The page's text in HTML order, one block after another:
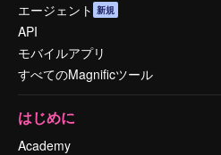
エージェント 新規
API
モバイルアプリ
すべてのMagnificツール
はじめに
Academy